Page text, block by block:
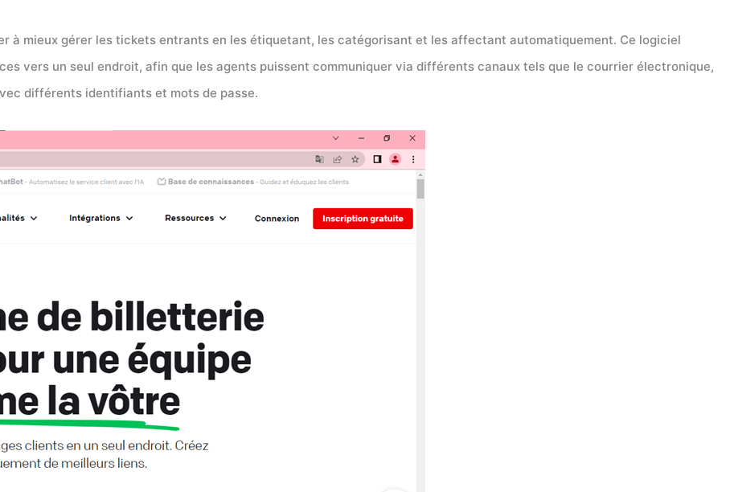
à mieux gérer les tickets entrants en les étiquetant, les catégorisant et les affectant automatiquement. Ce logiciel
vers un seul endroit, afin que les agents puissent communiquer via différents canaux tels que le courrier électronique,
différents identifiants et mots de passe.